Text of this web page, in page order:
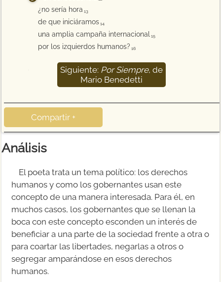
¿no sería hora 13
de que iniciáramos 14
una amplia campaña internacional 15
por los izquierdos humanos? 16
Siguiente: Por Siempre, de
Mario Benedetti
Compartir +
Análisis
El poeta trata un tema político: los derechos
humanos y como los gobernantes usan este
concepto de una manera interesada. Para él, en
muchos casos, los gobernantes que se llenan la
boca con este concepto esconden un interés de
beneficiar a una parte de la sociedad frente a otra o
para coartar las libertades, negarlas a otros o
segregar amparándose en esos derechos
humanos.